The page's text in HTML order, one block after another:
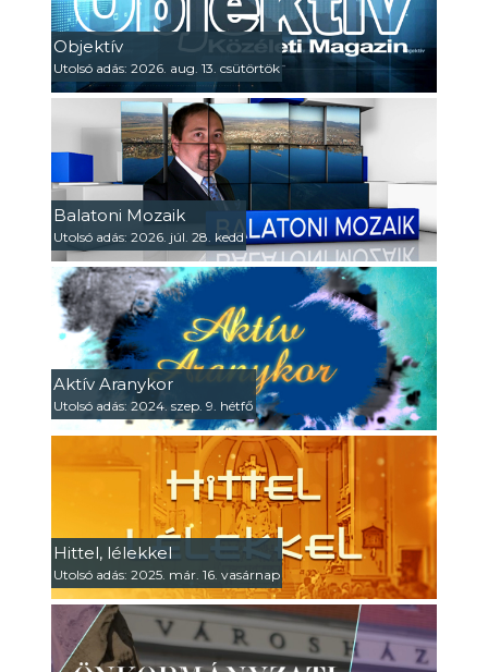
Objektív
Utolsó adás: 2026. aug. 13. csütörtök
Balatoni Mozaik
Utolsó adás: 2026. júl. 28. kedd
Aktív Aranykor
Utolsó adás: 2024. szep. 9. hétfő
Hittel, lélekkel
Utolsó adás: 2025. már. 16. vasárnap